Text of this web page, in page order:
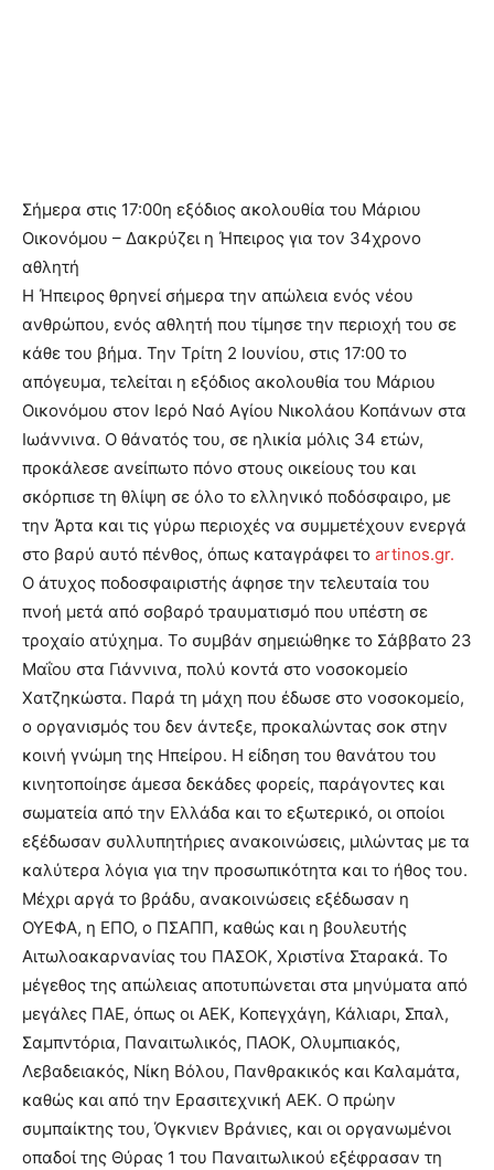
Σήμερα στις 17:00η εξόδιος ακολουθία του Μάριου
Οικονόμου – Δακρύζει η Ήπειρος για τον 34χρονο
αθλητή
Η Ήπειρος θρηνεί σήμερα την απώλεια ενός νέου
ανθρώπου, ενός αθλητή που τίμησε την περιοχή του σε
κάθε του βήμα. Την Τρίτη 2 Ιουνίου, στις 17:00 το
απόγευμα, τελείται η εξόδιος ακολουθία του Μάριου
Οικονόμου στον Ιερό Ναό Αγίου Νικολάου Κοπάνων στα
Ιωάννινα. Ο θάνατός του, σε ηλικία μόλις 34 ετών,
προκάλεσε ανείπωτο πόνο στους οικείους του και
σκόρπισε τη θλίψη σε όλο το ελληνικό ποδόσφαιρο, με
την Άρτα και τις γύρω περιοχές να συμμετέχουν ενεργά
στο βαρύ αυτό πένθος, όπως καταγράφει το artinos.gr.
Ο άτυχος ποδοσφαιριστής άφησε την τελευταία του
πνοή μετά από σοβαρό τραυματισμό που υπέστη σε
τροχαίο ατύχημα. Το συμβάν σημειώθηκε το Σάββατο 23
Μαΐου στα Γιάννινα, πολύ κοντά στο νοσοκομείο
Χατζηκώστα. Παρά τη μάχη που έδωσε στο νοσοκομείο,
ο οργανισμός του δεν άντεξε, προκαλώντας σοκ στην
κοινή γνώμη της Ηπείρου. Η είδηση του θανάτου του
κινητοποίησε άμεσα δεκάδες φορείς, παράγοντες και
σωματεία από την Ελλάδα και το εξωτερικό, οι οποίοι
εξέδωσαν συλλυπητήριες ανακοινώσεις, μιλώντας με τα
καλύτερα λόγια για την προσωπικότητα και το ήθος του.
Μέχρι αργά το βράδυ, ανακοινώσεις εξέδωσαν η
ΟΥΕΦΑ, η ΕΠΟ, ο ΠΣΑΠΠ, καθώς και η βουλευτής
Αιτωλοακαρνανίας του ΠΑΣΟΚ, Χριστίνα Σταρακά. Το
μέγεθος της απώλειας αποτυπώνεται στα μηνύματα από
μεγάλες ΠΑΕ, όπως οι ΑΕΚ, Κοπεγχάγη, Κάλιαρι, Σπαλ,
Σαμπντόρια, Παναιτωλικός, ΠΑΟΚ, Ολυμπιακός,
Λεβαδειακός, Νίκη Βόλου, Πανθρακικός και Καλαμάτα,
καθώς και από την Ερασιτεχνική ΑΕΚ. Ο πρώην
συμπαίκτης του, Όγκνιεν Βράνιες, και οι οργανωμένοι
οπαδοί της Θύρας 1 του Παναιτωλικού εξέφρασαν τη